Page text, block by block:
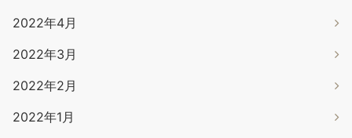
2022年4月
2022年3月
2022年2月
2022年1月